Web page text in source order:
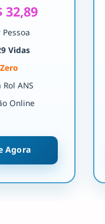
32,89
Vidas
ANS
Online
Agora